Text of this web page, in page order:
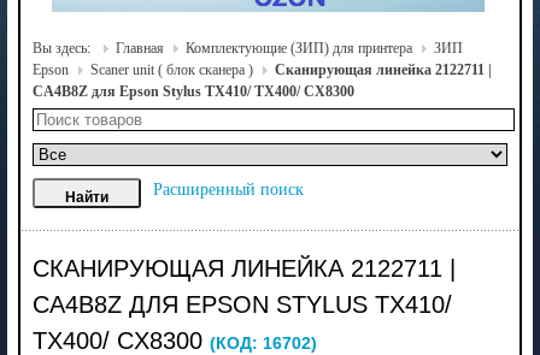
Вы здесь: Главная Комплектующие (ЗИП) для принтера
ЗИП
Epson
Scaner unit ( блок сканера )
Сканирующая линейка 2122711 |
CA4B8Z для Epson Stylus TX410/ TX400/ CX8300
Расширенный поиск
СКАНИРУЮЩАЯ ЛИНЕЙКА 2122711 |
CA4B8Z ДЛЯ EPSON STYLUS TX410/
TX400/ CX8300 (КОД: 16702)